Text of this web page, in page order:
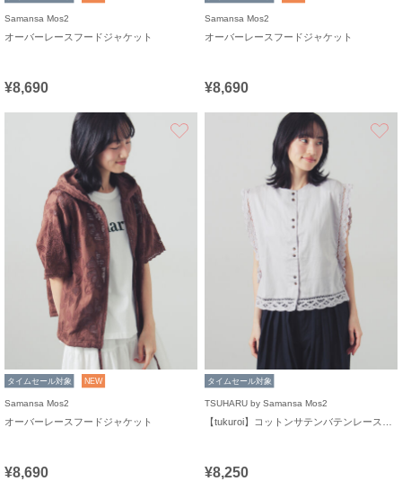
Samansa Mos2
オーバーレースフードジャケット
¥8,690
Samansa Mos2
オーバーレースフードジャケット
¥8,690
タイムセール対象 NEW
Samansa Mos2
オーバーレースフードジャケット
¥8,690
タイムセール対象
TSUHARU by Samansa Mos2
¥8,250